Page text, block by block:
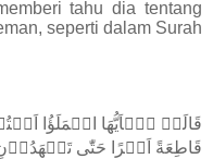
tahu dia tentang
seperti dalam Surah
قَالَتۡ يٰۤاَيُّهَا
قَاطِعَةً اَمۡرًا حَتّٰى